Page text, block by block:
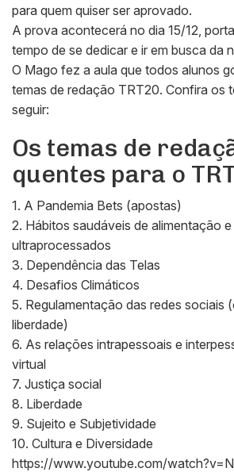
para quem quiser ser aprovado.
A prova acontecerá no dia 15/12,
tempo de se dedicar e ir em busca da
O Mago fez a aula que todos alunos
temas de redação TRT20. Confira os
seguir:
Os temas de
quentes para o
1. A Pandemia Bets (apostas)
2. Hábitos saudáveis de alimentação
ultraprocessados
3. Dependência das Telas
4. Desafios Climáticos
5. Regulamentação das redes sociais
liberdade)
6. As relações intrapessoais e
virtual
7. Justiça social
8. Liberdade
9. Sujeito e Subjetividade
10. Cultura e Diversidade
https://www.youtube.com/